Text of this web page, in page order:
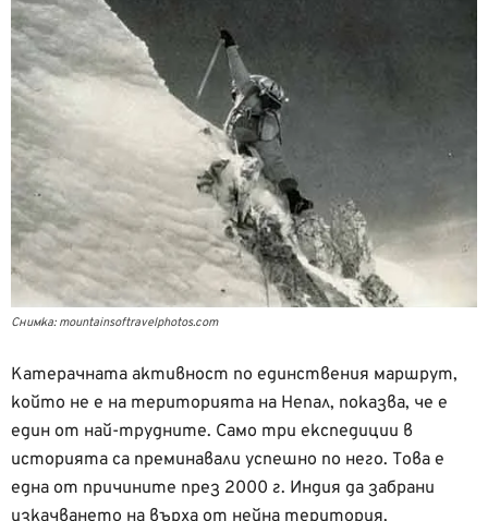
Снимка: mountainsoftravelphotos.com
Катерачната активност по единствения маршрут,
който не е на територията на Непал, показва, че е
един от най-трудните. Само три експедиции в
историята са преминавали успешно по него. Това е
една от причините през 2000 г. Индия да забрани